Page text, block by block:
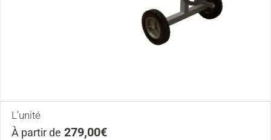
L’unité
À partir de 279,00€